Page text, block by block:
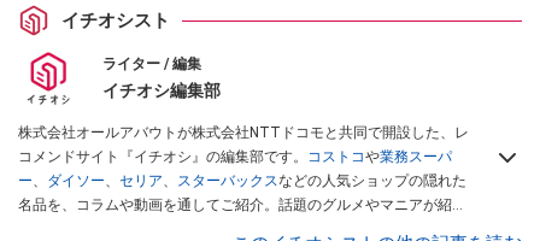
イチオシスト
ライター / 編集
イチオシ編集部
株式会社オールアバウトが株式会社NTTドコモと共同で開設した、レ
コメンドサイト『イチオシ』の編集部です。 コストコや業務スーパ
ー、 ダイソー、 セリア、 スターバックスなどの人気ショップの隠れた
名品を、コラムや動画を通してご紹介。話題のグルメやマニアが紹介